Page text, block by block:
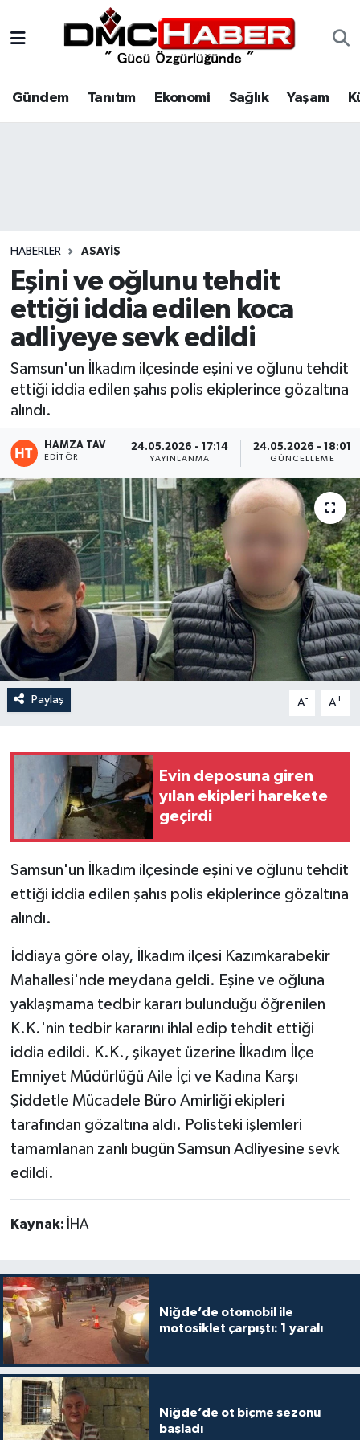
Gündem Tanıtım Ekonomi Sağlık Yaşam
HABERLER ASAYIŞ
Eşini ve oğlunu tehdit
ettiği iddia edilen koca
adliyeye sevk edildi
Samsun'un İlkadım ilçesinde eşini ve oğlunu tehdit
ettiği iddia edilen şahıs polis ekiplerince gözaltına
alındı.
HAMZA TAV
EDITÖR
24.05.2026 - 17:14
YAYINLANMA
24.05.2026 - 18:01
GÜNCELLEME
Paylaş A- A+
Evin deposuna giren
yılan ekipleri harekete
geçirdi
Samsun'un İlkadım ilçesinde eşini ve oğlunu tehdit
ettiği iddia edilen şahıs polis ekiplerince gözaltına
alındı.
İddiaya göre olay, İlkadım ilçesi Kazımkarabekir
Mahallesi'nde meydana geldi. Eşine ve oğluna
yaklaşmama tedbir kararı bulunduğu öğrenilen
K.K.'nin tedbir kararını ihlal edip tehdit ettiği
iddia edildi. K.K., şikayet üzerine İlkadım İlçe
Emniyet Müdürlüğü Aile İçi ve Kadına Karşı
Şiddetle Mücadele Büro Amirliği ekipleri
tarafından gözaltına aldı. Polisteki işlemleri
tamamlanan zanlı bugün Samsun Adliyesine sevk
edildi.
Kaynak: İHA
Niğde’de otomobil ile
motosiklet çarpıştı: 1 yaralı
Niğde’de ot biçme sezonu
başladı
Tanıtım
Spor
Siyaset
Eğitim
Resmi İlan
Nöbetçi Eczaneler
Hava Durumu
Haber Arşivi